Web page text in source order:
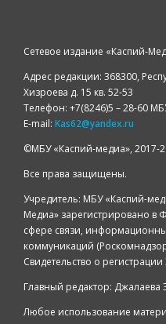
Сетевое издание «Каспий-
Адрес редакции: 368300,
Хизроева д. 15 кв. 52-53
Телефон: +7(8246)5 – 28-60
E-mail: Kas62@yandex.ru
©️МБУ «Каспий-медиа», 2017-
Все права защищены.
Учредитель: МБУ «Каспий-
Медиа» зарегистрировано в
сфере связи,
коммуникаций
Свидетельство о
Главный редактор:
Любое использование